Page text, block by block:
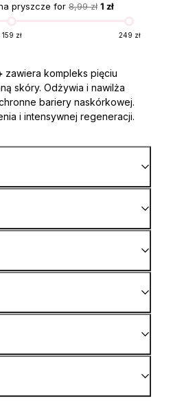
pryszcze for 8,99 zł 1 zł
159 zł 249 zł
zawiera kompleks pięciu
skóry. Odżywia i nawilża
bariery naskórkowej.
i intensywnej regeneracji.